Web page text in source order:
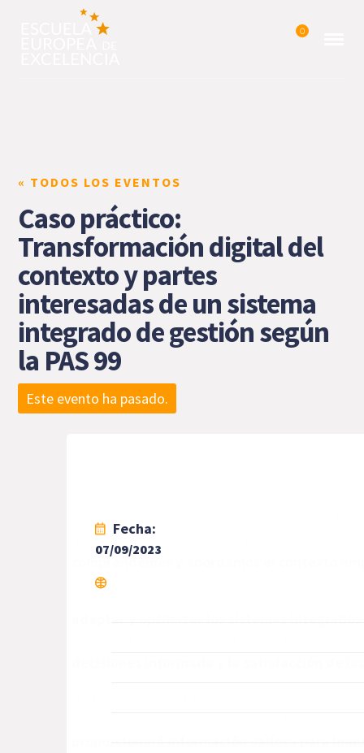
0
« TODOS LOS EVENTOS
Caso práctico:
Transformación digital del
contexto y partes
interesadas de un sistema
integrado de gestión según
la PAS 99
Este evento ha pasado.
Fecha:
07/09/2023
En este caso práctico, se explorará a fondo
norma PAS 99. Sumérgete en el mundo de la
comprendemos y abordamos el contexto